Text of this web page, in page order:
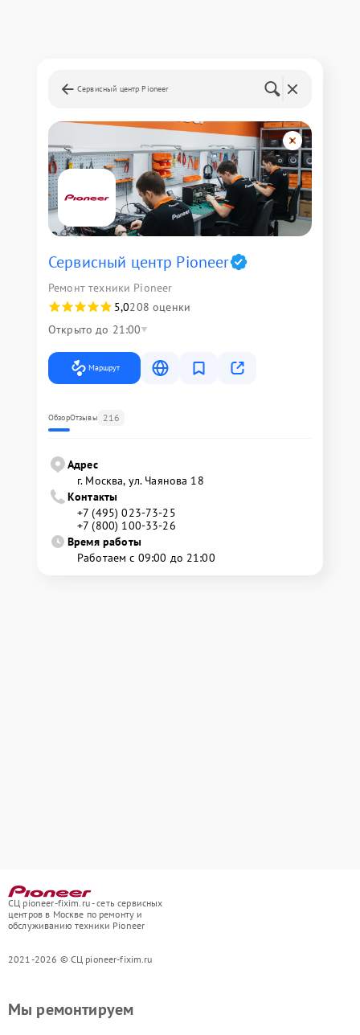
Сервисный центр Pioneer
Сервисный центр Pioneer
Ремонт техники Pioneer
5,0208 оценки
Открыто до 21:00
Маршрут
ОбзорОтзывы 216
Адрес
г. Москва, ул. Чаянова 18
Контакты
+7 (495) 023-73-25
+7 (800) 100-33-26
Время работы
Работаем с 09:00 до 21:00
СЦ pioneer-fixim.ru - сеть сервисных
центров в Москве по ремонту и
обслуживанию техники Pioneer
2021-2026 © СЦ pioneer-fixim.ru
Мы ремонтируем